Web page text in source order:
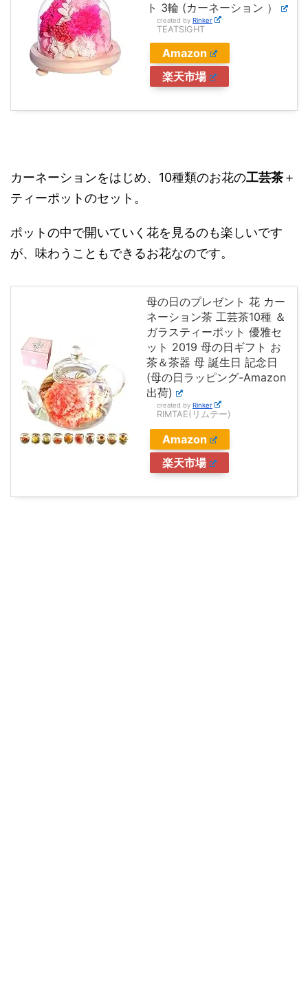
ト 3輪 (カーネーション ）
created by Rinker
TEATSIGHT
Amazon
楽天市場
カーネーションをはじめ、10種類のお花の工芸茶＋
ティーポットのセット。
ポットの中で開いていく花を見るのも楽しいです
が、味わうこともできるお花なのです。
母の日のプレゼント 花 カー
ネーション茶 工芸茶10種 ＆
ガラスティーポット 優雅セ
ット 2019 母の日ギフト お
茶＆茶器 母 誕生日 記念日
(母の日ラッピング-Amazon
出荷)
created by Rinker
RIMTAE(リムテー)
Amazon
楽天市場